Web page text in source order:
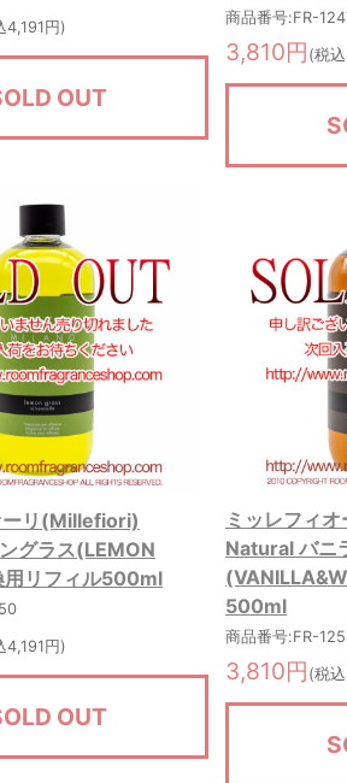
4,191円)
OUT
商品番号:FR-
3,810円 (税
ーリ(Millefiori)
グラス(LEMON
用リフィル500ml
4,191円)
OUT
ミッレフィ
Natural バニ
500ml
商品番号:FR-
3,810円 (税